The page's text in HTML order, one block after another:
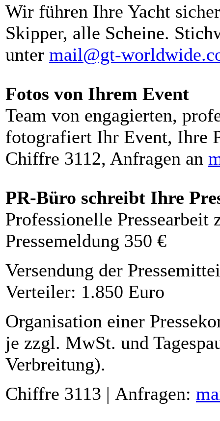
Wir führen Ihre Yacht
Skipper, alle Scheine.
unter mail@gt-
Fotos von Ihrem Event
Team von engagierten,
fotografiert Ihr Event, Ihre
Chiffre 3112, Anfragen an
PR-Büro schreibt Ihre
Professionelle Pressearbeit
Pressemeldung 350 €
Versendung der
Verteiler: 1.850 Euro
Organisation einer
je zzgl. MwSt. und
Verbreitung).
Chiffre 3113 | Anfragen: